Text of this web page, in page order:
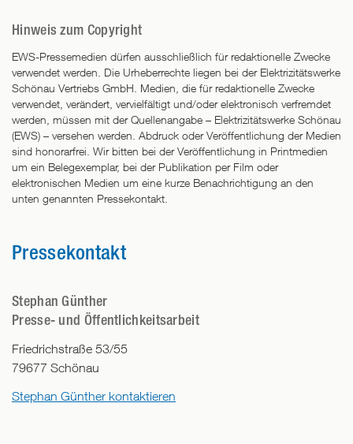
Hinweis zum Copyright
EWS-Pressemedien dürfen ausschließlich für redaktionelle Zwecke
verwendet werden. Die Urheberrechte liegen bei der Elektrizitätswerke
Schönau Vertriebs GmbH. Medien, die für redaktionelle Zwecke
verwendet, verändert, vervielfältigt und/oder elektronisch verfremdet
werden, müssen mit der Quellenangabe – Elektrizitätswerke Schönau
(EWS) – versehen werden. Abdruck oder Veröffentlichung der Medien
sind honorarfrei. Wir bitten bei der Veröffentlichung in Printmedien
um ein Belegexemplar, bei der Publikation per Film oder
elektronischen Medien um eine kurze Benachrichtigung an den
unten genannten Pressekontakt.
Pressekontakt
Stephan Günther
Presse- und Öffentlichkeitsarbeit
Friedrichstraße 53/55
79677 Schönau
Stephan Günther kontaktieren